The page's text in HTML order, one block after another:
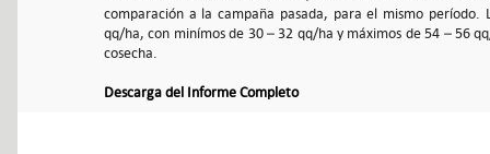
comparación a la campaña pasada, para el mismo
qq/ha, con minímos de 30 – 32 qq/ha y máximos de 54 – 56
cosecha.
Descarga del Informe Completo